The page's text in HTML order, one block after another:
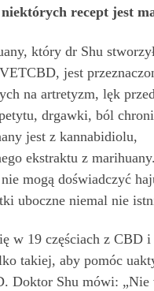
recept jest
który dr Shu
jest
na artretyzm, lęk
drgawki, ból
jest z kannabidiolu,
ekstraktu z
mogą doświadczyć
uboczne niemal nie
w 19 częściach z CBD
takiej, aby pomóc
Doktor Shu mówi: